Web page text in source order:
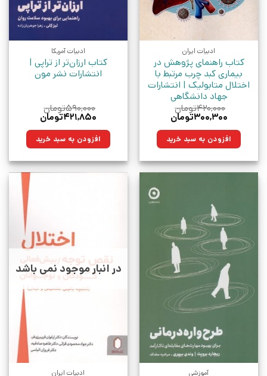
ادبیات ایران
کتاب راهنمای پژوهش در
بیماری کبد چرب مرتبط با
اختلال متابولیک | انتشارات
جهاد دانشگاهی
۴۲۰,۰۰۰تومان
قیمت
۴۲۰,۰۰۰تومان
بود.
۳۰۰,۳۰۰تومان
۳۰۰,۳۰۰تومان.افزودن به سبد خرید
ادبیات آمریکا
کتاب ارزان‌تر از تراپی |
انتشارات نشر مون
۵۹۰,۰۰۰تومان
قیمت
۵۹۰,۰۰۰تومان
بود.
۴۲۱,۸۵۰تومان
۴۲۱,۸۵۰تومان.افزودن به سبد خرید
آموزشی
در انبار موجود نمی باشد
ادبیات ایران